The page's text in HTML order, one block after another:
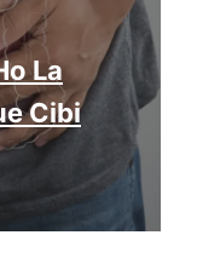
La
Cibi